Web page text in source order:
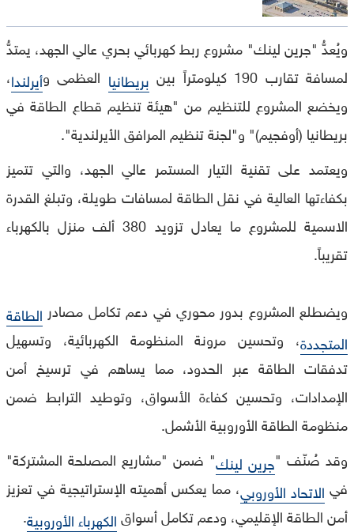
ويُعدُّ "جرين لينك" مشروع ربط كهربائي بحري عالي الجهد، يمتدُّ
لمسافة تقارب 190 كيلومتراً بين
بريطانيا العظمى وأيرلندا،
ويخضع المشروع للتنظيم من "هيئة تنظيم قطاع الطاقة في
بريطانيا (أوفجيم)" و"لجنة تنظيم المرافق الأيرلندية".
ويعتمد على تقنية التيار المستمر عالي الجهد، والتي تتميز
بكفاءتها العالية في نقل الطاقة لمسافات طويلة، وتبلغ القدرة
الاسمية للمشروع ما يعادل تزويد 380 ألف منزل بالكهرباء
تقريباً.
ويضطلع المشروع بدور محوري في دعم تكامل مصادر الطاقة
المتجددة، وتحسين مرونة المنظومة الكهربائية، وتسهيل
تدفقات الطاقة عبر الحدود، مما يساهم في ترسيخ أمن
الإمدادات، وتحسين كفاءة الأسواق، وتوطيد الترابط ضمن
منظومة الطاقة الأوروبية الأشمل.
وقد صُنّف "جرين لينك" ضمن "مشاريع المصلحة المشتركة"
في الاتحاد الأوروبي، مما يعكس أهميته الإستراتيجية في تعزيز
أمن الطاقة الإقليمي، ودعم تكامل أسواقالكهرباء الأوروبية.